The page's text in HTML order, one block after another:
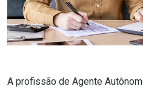
A profissão de Agente